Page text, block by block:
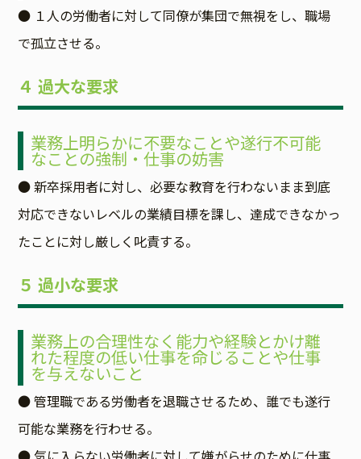
● １人の労働者に対して同僚が集団で無視をし、職場
で孤立させる。
４ 過大な要求
業務上明らかに不要なことや遂行不可能
なことの強制・仕事の妨害
● 新卒採用者に対し、必要な教育を行わないまま到底
対応できないレベルの業績目標を課し、達成できなかっ
たことに対し厳しく叱責する。
５ 過小な要求
業務上の合理性なく能力や経験とかけ離
れた程度の低い仕事を命じることや仕事
を与えないこと
● 管理職である労働者を退職させるため、誰でも遂行
可能な業務を行わせる。